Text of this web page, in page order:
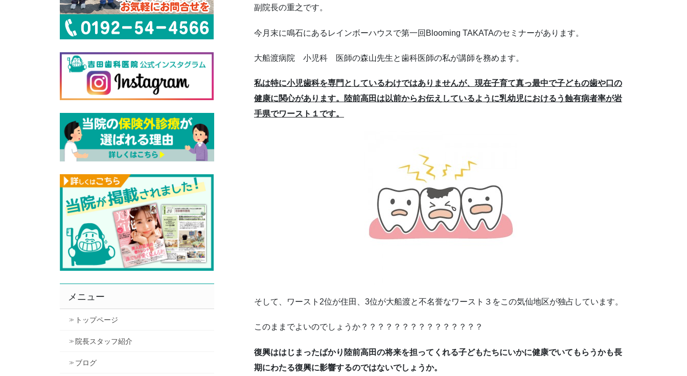
副院長の重之です。
今月末に鳴石にあるレインボーハウスで第一回Blooming TAKATAのセミナーがあります。
大船渡病院 小児科 医師の森山先生と歯科医師の私が講師を務めます。
私は特に小児歯科を専門としているわけではありませんが、現在子育て真っ最中で子どもの歯や口の
健康に関心があります。陸前高田は以前からお伝えしているように乳幼児におけるう蝕有病者率が岩
手県でワースト１です。
そして、ワースト2位が住田、3位が大船渡と不名誉なワースト３をこの気仙地区が独占しています。
このままでよいのでしょうか？？？？？？？？？？？？？？？
復興ははじまったばかり陸前高田の将来を担ってくれる子どもたちにいかに健康でいてもらうかも長
期にわたる復興に影響するのではないでしょうか。
メニュー
トップページ
院長スタッフ紹介
ブログ